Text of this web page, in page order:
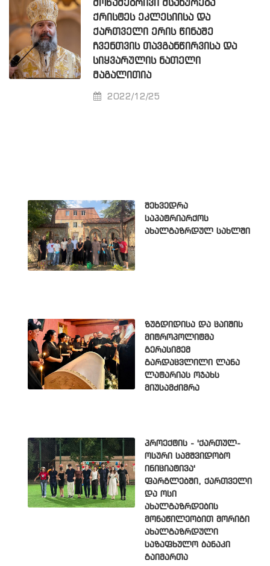
ᲛᲝᲬᲐᲛᲔᲑᲠᲘᲕᲘ ᲛᲡᲐᲮᲣᲠᲔᲑᲐ
ᲥᲠᲘᲡᲢᲔᲡ ᲔᲙᲚᲔᲡᲘᲘᲡᲐ ᲓᲐ
ᲥᲐᲠᲗᲕᲔᲚᲘ ᲔᲠᲘᲡ ᲬᲘᲜᲐᲨᲔ
ᲩᲕᲔᲜᲗᲕᲘᲡ ᲗᲐᲕᲒᲐᲜᲬᲘᲠᲕᲘᲡᲐ ᲓᲐ
ᲡᲘᲧᲕᲐᲠᲣᲚᲘᲡ ᲜᲐᲗᲔᲚᲘ
ᲛᲐᲒᲐᲚᲘᲗᲘᲐ
2022/12/25
შეხვედრა
საპატრიარქოს
ახალგაზრდულ სახლში
ზუგდიდისა და ცაიშის
მიტროპოლიტმა
გერასიმემ
გარდაცვლილი ლანა
ლატარიას ოჯახს
მიუსამძიმრა
პროექტის - 'ქართულ-
ოსური სამშვიდობო
ინიციატივა'
ფარგლებში, ქართველი
და ოსი
ახალგაზრდების
მონაწილეობით მორიგი
ახალგაზრდული
საზაფხულო ბანაკი
გაიმართა